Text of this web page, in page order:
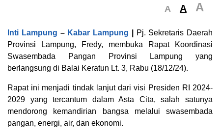
A A A
Inti Lampung – Kabar Lampung
Pj. Sekretaris Daerah
Provinsi Lampung, Fredy, membuka Rapat Koordinasi
Swasembada Pangan Provinsi Lampung yang
berlangsung di Balai Keratun Lt. 3, Rabu (18/12/24).
Rapat ini menjadi tindak lanjut dari visi Presiden RI 2024-
2029 yang tercantum dalam Asta Cita, salah satunya
mendorong kemandirian bangsa melalui swasembada
pangan, energi, air, dan ekonomi.